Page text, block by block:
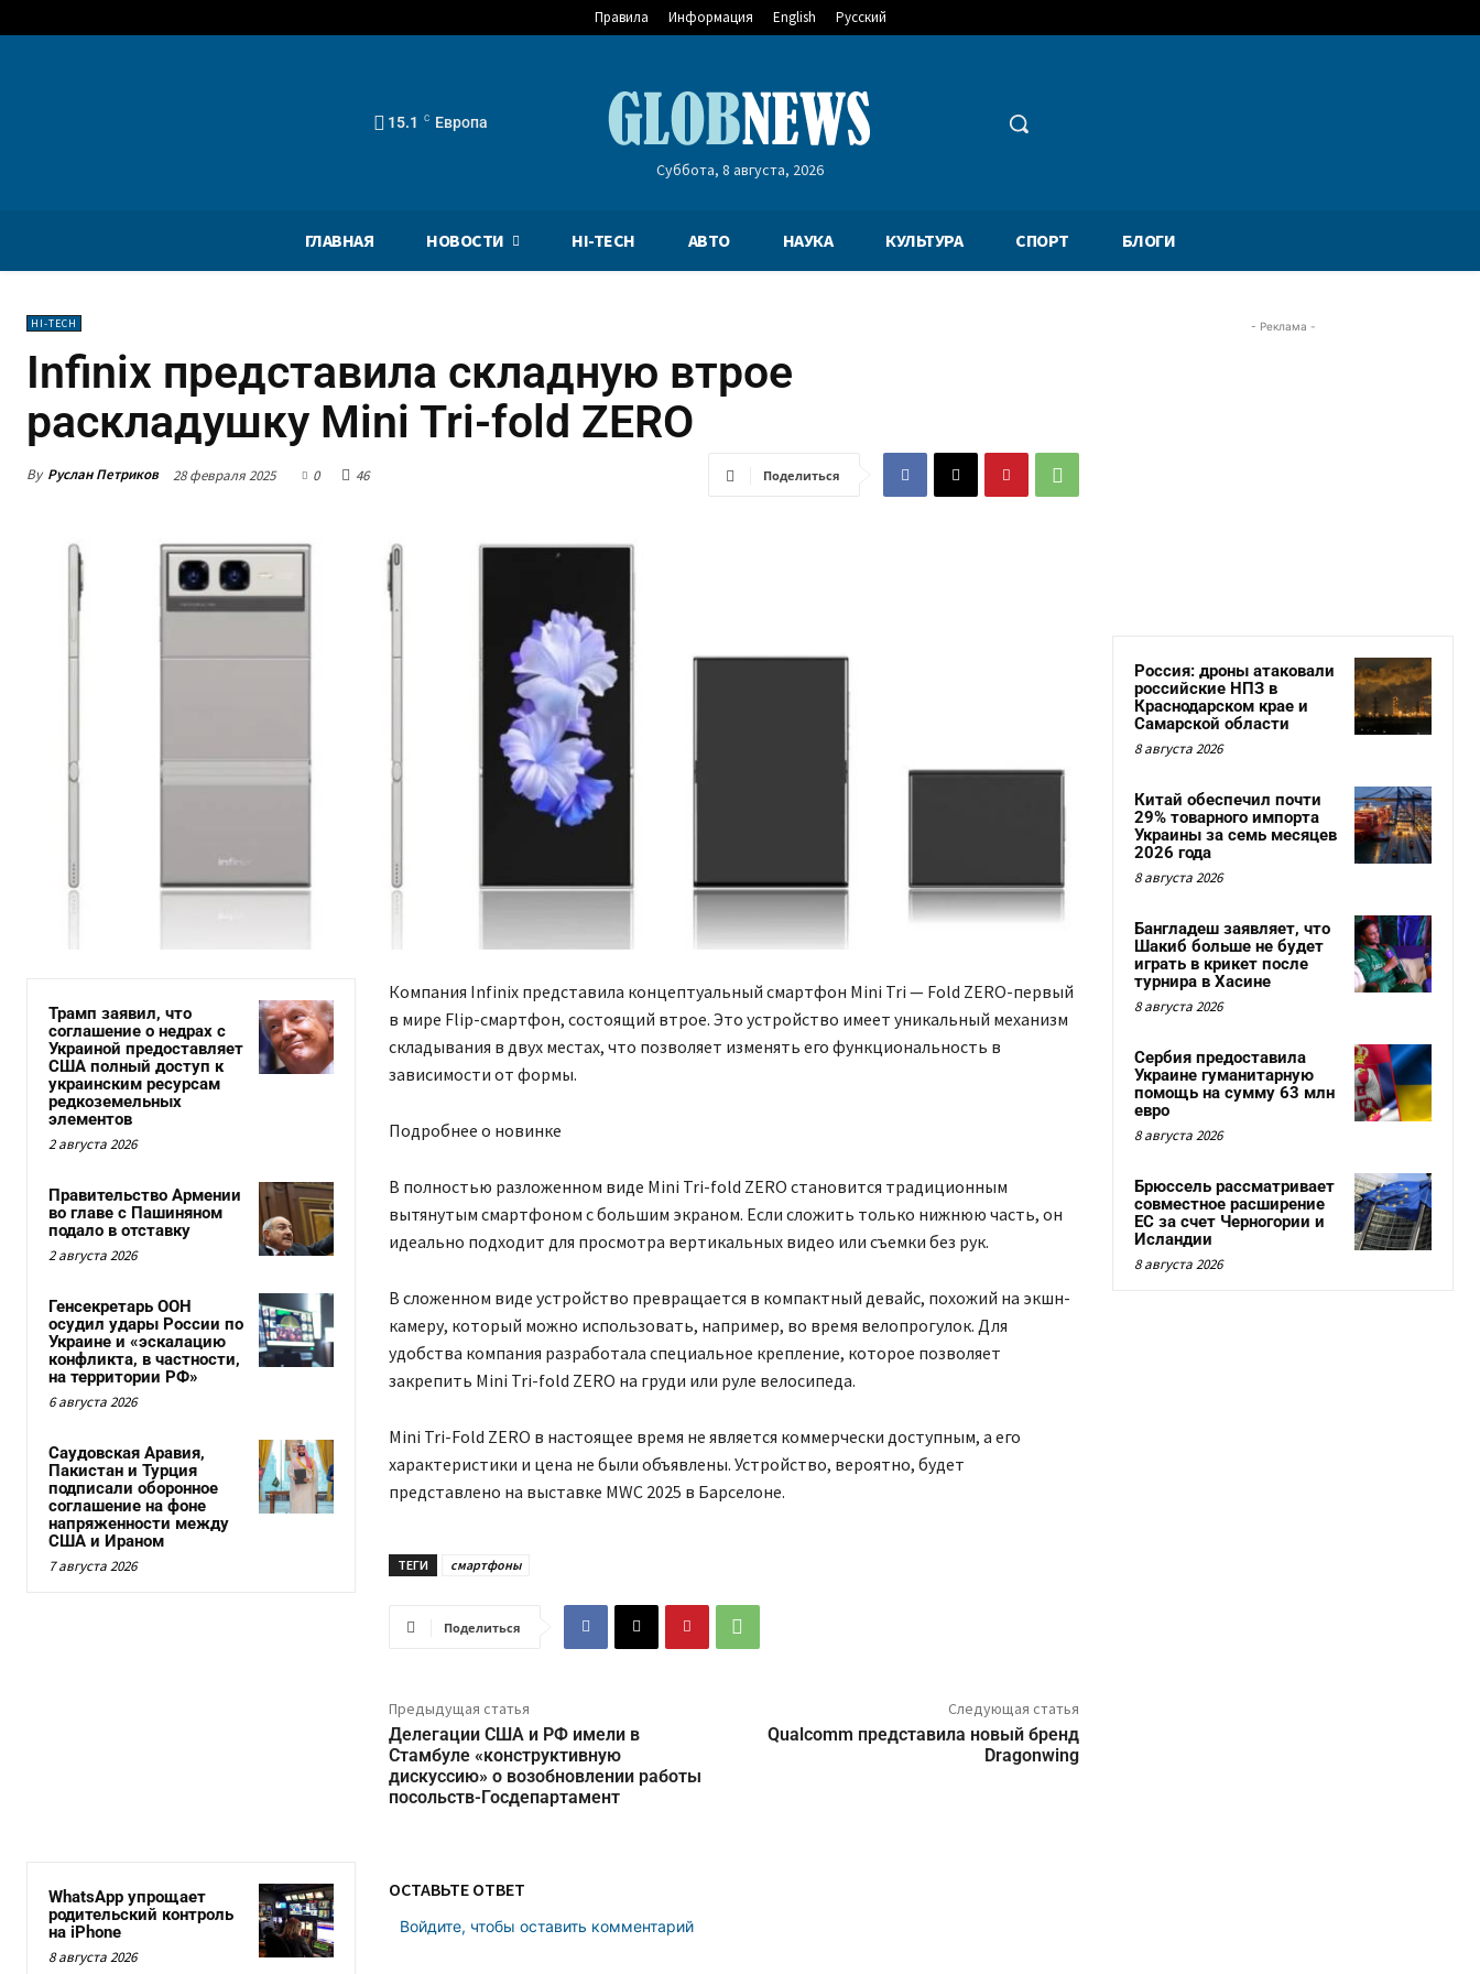
Правила Информация English Русский
15.1 C Европа
Суббота, 8 августа, 2026
ГЛАВНАЯ НОВОСТИ HI-TECH АВТО НАУКА КУЛЬТУРА СПОРТ БЛОГИ
HI-TECH
Infinix представила складную втрое
раскладушку Mini Tri-fold ZERO
By Руслан Петриков 28 февраля 2025 0 46 Поделиться
Трамп заявил, что
соглашение о недрах с
Украиной предоставляет
США полный доступ к
украинским ресурсам
редкоземельных
элементов
2 августа 2026
Правительство Армении
во главе с Пашиняном
подало в отставку
2 августа 2026
Генсекретарь ООН
осудил удары России по
Украине и «эскалацию
конфликта, в частности,
на территории РФ»
6 августа 2026
Саудовская Аравия,
Пакистан и Турция
подписали оборонное
соглашение на фоне
напряженности между
США и Ираном
7 августа 2026
Компания Infinix представила концептуальный смартфон Mini Tri — Fold ZERO-первый
в мире Flip-смартфон, состоящий втрое. Это устройство имеет уникальный механизм
складывания в двух местах, что позволяет изменять его функциональность в
зависимости от формы.
Подробнее о новинке
В полностью разложенном виде Mini Tri-fold ZERO становится традиционным
вытянутым смартфоном с большим экраном. Если сложить только нижнюю часть, он
идеально подходит для просмотра вертикальных видео или съемки без рук.
В сложенном виде устройство превращается в компактный девайс, похожий на экшн-
камеру, который можно использовать, например, во время велопрогулок. Для
удобства компания разработала специальное крепление, которое позволяет
закрепить Mini Tri-fold ZERO на груди или руле велосипеда.
Mini Tri-Fold ZERO в настоящее время не является коммерчески доступным, а его
характеристики и цена не были объявлены. Устройство, вероятно, будет
представлено на выставке MWC 2025 в Барселоне.
ТЕГИ смартфоны
Поделиться
Предыдущая статья
Делегации США и РФ имели в
Стамбуле «конструктивную
дискуссию» о возобновлении работы
посольств-Госдепартамент
Следующая статья
Qualcomm представила новый бренд
Dragonwing
WhatsApp упрощает
родительский контроль
на iPhone
8 августа 2026
ОСТАВЬТЕ ОТВЕТ
Войдите, чтобы оставить комментарий
- Реклама -
Россия: дроны атаковали
российские НПЗ в
Краснодарском крае и
Самарской области
8 августа 2026
Китай обеспечил почти
29% товарного импорта
Украины за семь месяцев
2026 года
8 августа 2026
Бангладеш заявляет, что
Шакиб больше не будет
играть в крикет после
турнира в Хасине
8 августа 2026
Сербия предоставила
Украине гуманитарную
помощь на сумму 63 млн
евро
8 августа 2026
Брюссель рассматривает
совместное расширение
ЕС за счет Черногории и
Исландии
8 августа 2026